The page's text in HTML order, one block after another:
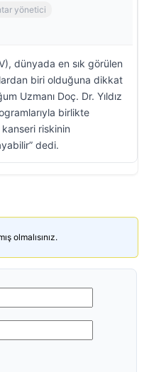
yönetici
dünyada en sık görülen
biri olduğuna dikkat
Uzmanı Doç. Dr. Yıldız
birlikte
riskinin
dedi.
olmalısınız.